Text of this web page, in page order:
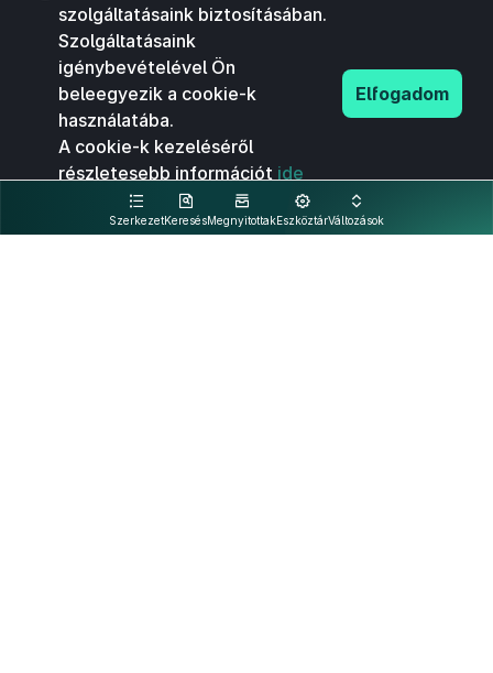
SzerkezetKeresésMegnyitottakEszköztárVáltozások
szolgáltatásaink biztosításában.
Szolgáltatásaink
igénybevételével Ön
beleegyezik a cookie-k
használatába.
A cookie-k kezeléséről
részletesebb információt ide
kattintva olvashat.
Elfogadom